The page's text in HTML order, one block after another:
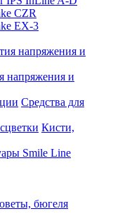
CZR
EX-3
напряжения и
Средства для
Кисти,
Smile Line
бюгеля